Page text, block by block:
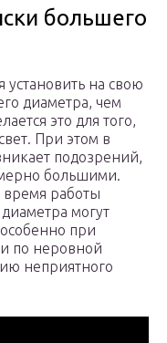
большего
установить на свою
диаметра, чем
это для того,
При этом в
подозрений,
большими.
работы
могут
при
по неровной
неприятного